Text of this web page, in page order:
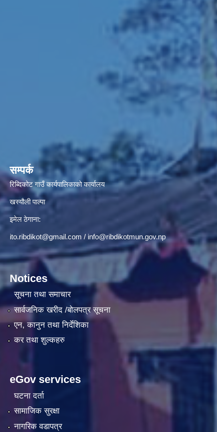
सम्पर्क
रिब्दिकोट गाउँ कार्यपालिकाको कार्यालय
खस्यौली पाल्पा
इमेल ठेगाना:
ito.ribdikot@gmail.com / info@ribdikotmun.gov.np
Notices
सूचना तथा समाचार
सार्वजनिक खरीद /बोलपत्र सूचना
एन, कानुन तथा निर्देशिका
कर तथा शुल्कहरु
eGov services
घटना दर्ता
सामाजिक सुरक्षा
नागरिक वडापत्र